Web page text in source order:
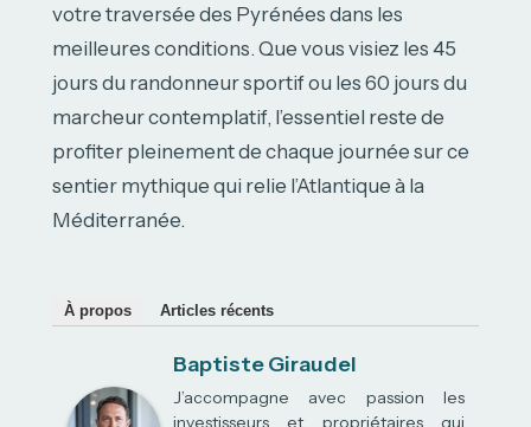
votre traversée des Pyrénées dans les
meilleures conditions. Que vous visiez les 45
jours du randonneur sportif ou les 60 jours du
marcheur contemplatif, l’essentiel reste de
profiter pleinement de chaque journée sur ce
sentier mythique qui relie l’Atlantique à la
Méditerranée.
À propos Articles récents
Baptiste Giraudel
J’accompagne avec passion les
investisseurs et propriétaires qui